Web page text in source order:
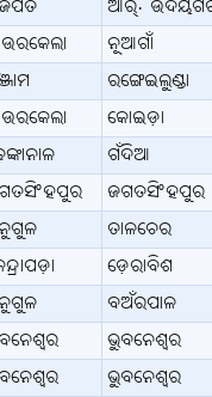
ଆର୍.
ନୂଆଗାଁ
ରଙ୍ଗେଇଲୁଣ୍ଡା
କୋଇଡ଼ା
ଗଁଦିଆ
ଜଗତସିଂହପୁର
ତାଳଚେର
ଡ଼େରାବିଶ
ବଅଁରପାଳ
ଭୁବନେଶ୍ବର
ଭୁବନେଶ୍ବର